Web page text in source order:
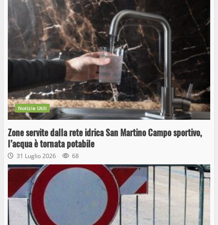
Notizie Utili
Zone servite dalla rete idrica San Martino Campo sportivo,
l’acqua è tornata potabile
31 Luglio 2026 68